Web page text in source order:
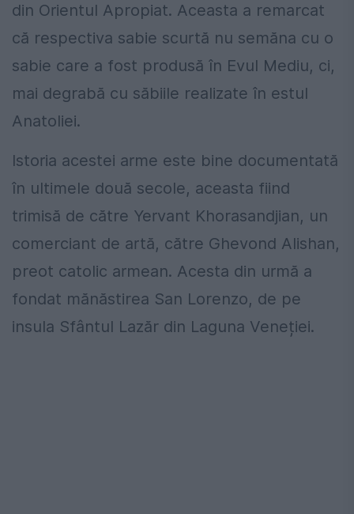
din Orientul Apropiat. Aceasta a remarcat
că respectiva sabie scurtă nu semăna cu o
sabie care a fost produsă în Evul Mediu, ci,
mai degrabă cu săbiile realizate în estul
Anatoliei.
Istoria acestei arme este bine documentată
în ultimele două secole, aceasta fiind
trimisă de către Yervant Khorasandjian, un
comerciant de artă, către Ghevond Alishan,
preot catolic armean. Acesta din urmă a
fondat mănăstirea San Lorenzo, de pe
insula Sfântul Lazăr din Laguna Veneției.